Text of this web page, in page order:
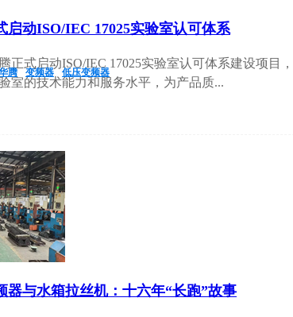
启动ISO/IEC 17025实验室认可体系
正式启动ISO/IEC 17025实验室认可体系建设项目
室的技术能力和服务水平，为产品质...
腾 变频器 低压变频器
器与水箱拉丝机：十六年“长跑”故事